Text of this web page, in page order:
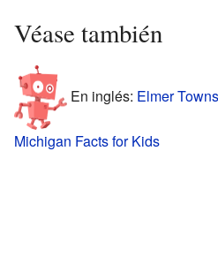
Véase también
En inglés: Elmer
Michigan Facts for Kids